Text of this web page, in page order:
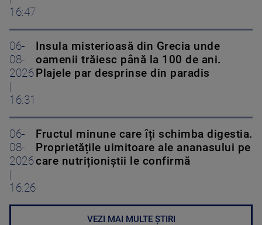
16:47
06-
08-
2026
16:31
Insula misterioasă din Grecia unde
oamenii trăiesc până la 100 de ani.
Plajele par desprinse din paradis
06-
08-
2026
16:26
Fructul minune care îți schimba digestia.
Proprietățile uimitoare ale ananasului pe
care nutriționiștii le confirmă
VEZI MAI MULTE ȘTIRI